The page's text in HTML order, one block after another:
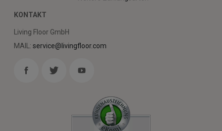
KONTAKT
Living Floor GmbH
MAIL: service@livingfloor.com